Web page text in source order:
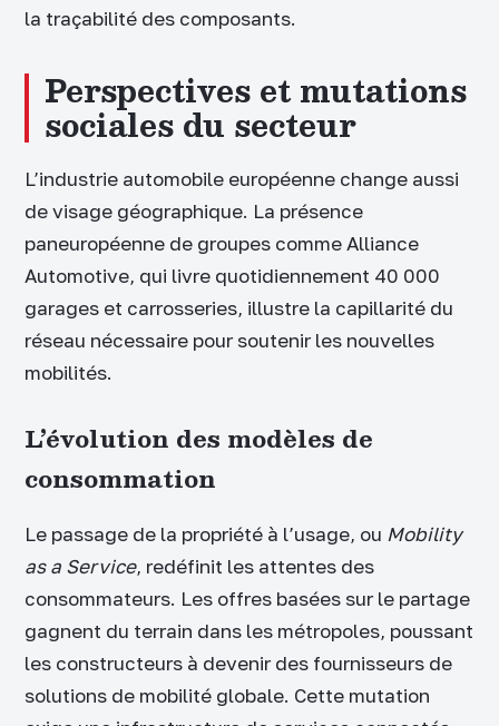
la traçabilité des composants.
Perspectives et mutations
sociales du secteur
L’industrie automobile européenne change aussi
de visage géographique. La présence
paneuropéenne de groupes comme Alliance
Automotive, qui livre quotidiennement 40 000
garages et carrosseries, illustre la capillarité du
réseau nécessaire pour soutenir les nouvelles
mobilités.
L’évolution des modèles de
consommation
Le passage de la propriété à l’usage, ou Mobility
as a Service, redéfinit les attentes des
consommateurs. Les offres basées sur le partage
gagnent du terrain dans les métropoles, poussant
les constructeurs à devenir des fournisseurs de
solutions de mobilité globale. Cette mutation